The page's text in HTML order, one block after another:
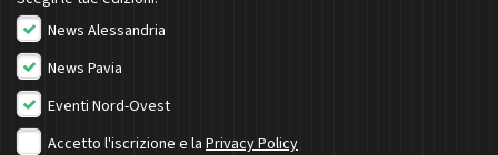
News Alessandria
News Pavia
Eventi Nord-Ovest
Accetto l'iscrizione e la Privacy Policy